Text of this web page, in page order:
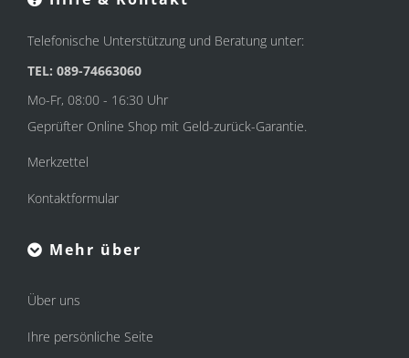
Telefonische Unterstützung und Beratung unter:
TEL: 089-74663060
Mo-Fr, 08:00 - 16:30 Uhr
Geprüfter Online Shop mit Geld-zurück-Garantie.
Merkzettel
Kontaktformular
Mehr über
Über uns
Ihre persönliche Seite